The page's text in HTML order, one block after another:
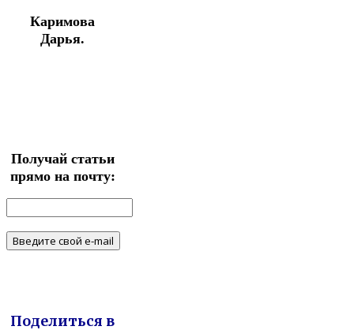
Каримова
Дарья.
Получай статьи
прямо на почту:
Поделиться в